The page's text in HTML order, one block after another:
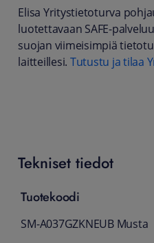
Elisa Yritystietoturva
luotettavaan SAFE-
suojan viimeisimpiä
laitteillesi. Tutustu ja tilaa
Tekniset tiedot
Tuotekoodi
SM-A037GZKNEUB Musta